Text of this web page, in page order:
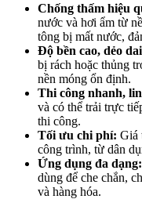
Chống thấm hiệu
nước và hơi ẩm từ
tông bị mất nước,
Độ bền cao, dẻo
bị rách hoặc thủng
nền móng ổn định.
Thi công nhanh,
và có thể trải trực
thi công.
Tối ưu chi phí: Giá
công trình, từ dân
Ứng dụng đa dạng:
dùng để che chắn,
và hàng hóa.